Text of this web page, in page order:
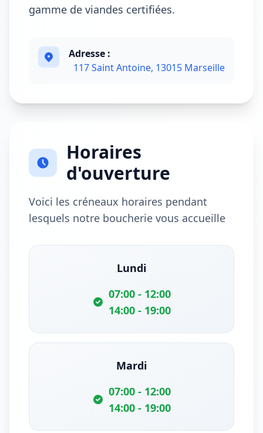
gamme de viandes certifiées.
Adresse :
117 Saint Antoine, 13015 Marseille
Horaires
d'ouverture
Voici les créneaux horaires pendant
lesquels notre boucherie vous accueille
Lundi
07:00 - 12:00
14:00 - 19:00
Mardi
07:00 - 12:00
14:00 - 19:00